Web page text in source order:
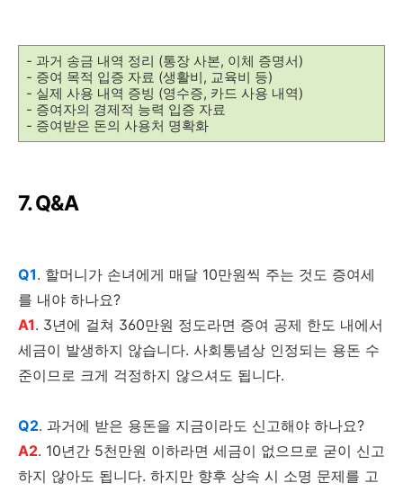
- 과거 송금 내역 정리 (통장 사본, 이체 증명서)
- 증여 목적 입증 자료 (생활비, 교육비 등)
- 실제 사용 내역 증빙 (영수증, 카드 사용 내역)
- 증여자의 경제적 능력 입증 자료
- 증여받은 돈의 사용처 명확화
7. Q&A
Q1. 할머니가 손녀에게 매달 10만원씩 주는 것도 증여세
를 내야 하나요?
A1. 3년에 걸쳐 360만원 정도라면 증여 공제 한도 내에서
세금이 발생하지 않습니다. 사회통념상 인정되는 용돈 수
준이므로 크게 걱정하지 않으셔도 됩니다.
Q2. 과거에 받은 용돈을 지금이라도 신고해야 하나요?
A2. 10년간 5천만원 이하라면 세금이 없으므로 굳이 신고
하지 않아도 됩니다. 하지만 향후 상속 시 소명 문제를 고